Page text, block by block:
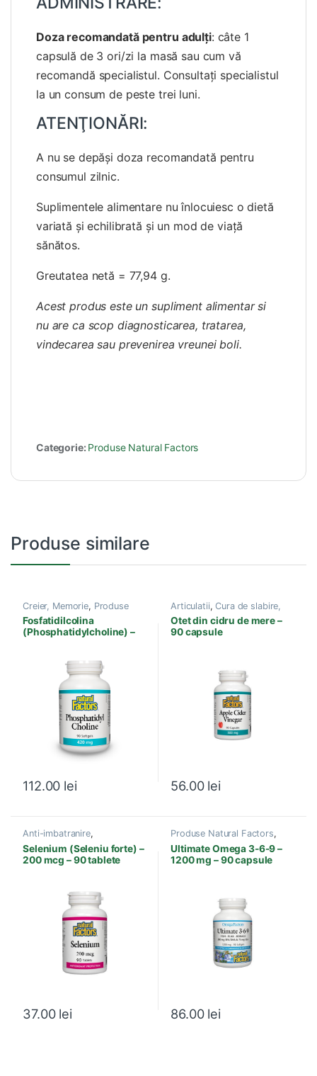
Doza recomandată pentru adulţi: câte 1
capsulă de 3 ori/zi la masă sau cum vă
recomandă specialistul. Consultaţi specialistul
la un consum de peste trei luni.
ATENŢIONĂRI:
A nu se depăşi doza recomandată pentru
consumul zilnic.
Suplimentele alimentare nu înlocuiesc o dietă
variată şi echilibrată şi un mod de viaţă
sănătos.
Greutatea netă = 77,94 g.
Acest produs este un supliment alimentar si
nu are ca scop diagnosticarea, tratarea,
vindecarea sau prevenirea vreunei boli.
Categorie: Produse Natural Factors
Produse similare
Creier, Memorie, Produse
Natural Factors
Fosfatidilcolina
(Phosphatidylcholine) –
112.00 lei
Articulatii,Cura de slabire,
Obezitate,Detoxifiere
Inflamatie, Dureri,Produse
Natural Factors
Otet din cidru de mere –
90 capsule
56.00 lei
Anti-imbatranire,
Antioxidanti,Energie si
Vitalitate,Imunitate, Produse
Natural Factors,Prostata
Selenium (Seleniu forte) –
200 mcg – 90 tablete
37.00 lei
Produse Natural Factors,
Acizi grasi esentiali,
Anti-
imbatranire,Antiinflamator,
Boli Cardiovasculare,Boli
Ultimate Omega 3-6-9 –
1200 mg – 90 capsule
86.00 lei